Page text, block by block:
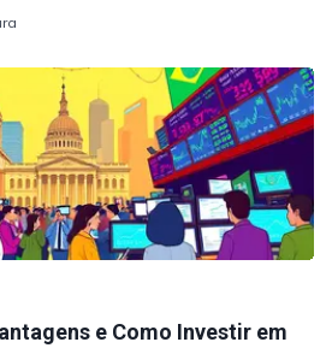
e Como Investir em